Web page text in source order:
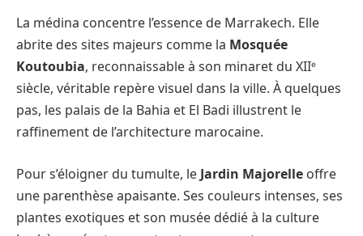
La médina concentre l’essence de Marrakech. Elle
abrite des sites majeurs comme la Mosquée
Koutoubia, reconnaissable à son minaret du XIIᵉ
siècle, véritable repère visuel dans la ville. À quelques
pas, les palais de la Bahia et El Badi illustrent le
raffinement de l’architecture marocaine.
Pour s’éloigner du tumulte, le Jardin Majorelle offre
une parenthèse apaisante. Ses couleurs intenses, ses
plantes exotiques et son musée dédié à la culture